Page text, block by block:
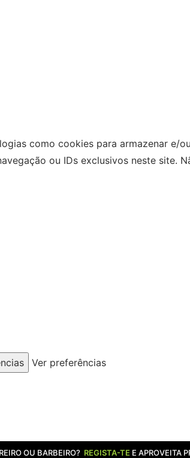
como cookies para armazenar
ou IDs exclusivos neste site.
Ver preferências
OU BARBEIRO? REGISTA-TE E APROVEITA